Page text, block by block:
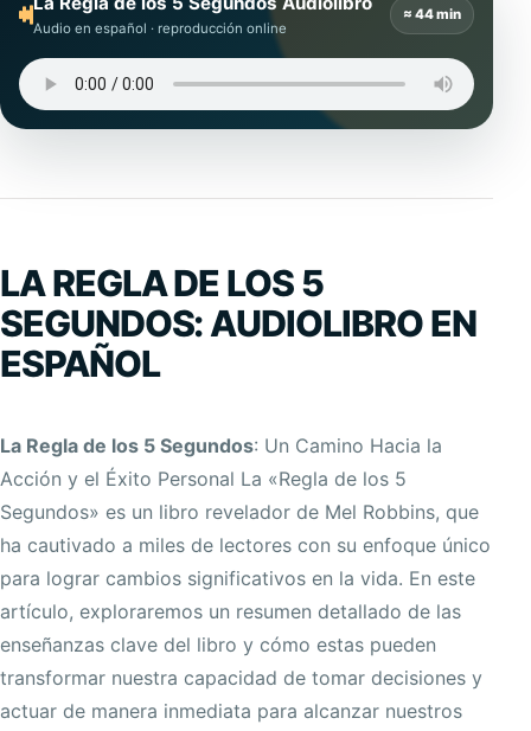
Audio en español · reproducción online
≈ 44 min
LA REGLA DE LOS 5
SEGUNDOS: AUDIOLIBRO EN
ESPAÑOL
La Regla de los 5 Segundos: Un Camino Hacia la
Acción y el Éxito Personal La «Regla de los 5
Segundos» es un libro revelador de Mel Robbins, que
ha cautivado a miles de lectores con su enfoque único
para lograr cambios significativos en la vida. En este
artículo, exploraremos un resumen detallado de las
enseñanzas clave del libro y cómo estas pueden
transformar nuestra capacidad de tomar decisiones y
actuar de manera inmediata para alcanzar nuestros